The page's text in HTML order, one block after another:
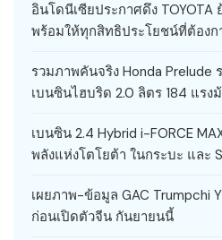
อินโดนีเซียประกาศดึง
พร้อมให้ทุกสิทธิประโยชน์ที่ต้องก
รวมภาพคันจริง Honda Prelude
เบนซินไฮบริด 2.0 ลิตร 184 แรง
เบนซิน 2.4 Hybrid i-FORCE
พลังแห่งโตโยต้า ในกระบะ และ
เผยภาพ-ข้อมูล GAC Trumpchi
ก่อนเปิดตัวจีน กันยายนนี้